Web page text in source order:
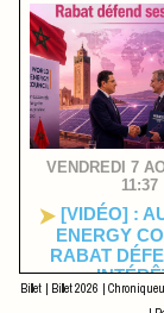
VENDREDI 7
11:37
[VIDÉO] :
ENERGY
RABAT
Billet | Billet 2026 |